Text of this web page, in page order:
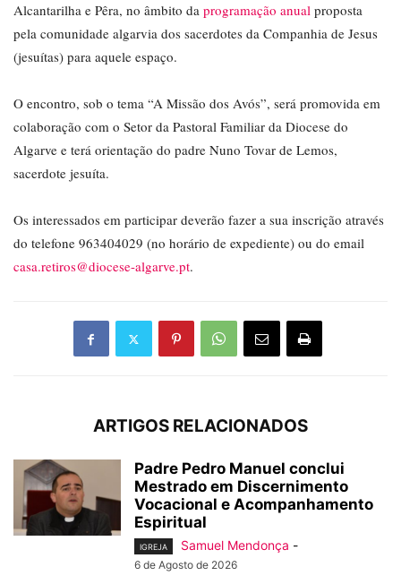
Alcantarilha e Pêra, no âmbito da programação anual proposta
pela comunidade algarvia dos sacerdotes da Companhia de Jesus
(jesuítas) para aquele espaço.
O encontro, sob o tema “A Missão dos Avós”, será promovida em
colaboração com o Setor da Pastoral Familiar da Diocese do
Algarve e terá orientação do padre Nuno Tovar de Lemos,
sacerdote jesuíta.
Os interessados em participar deverão fazer a sua inscrição através
do telefone 963404029 (no horário de expediente) ou do email
casa.retiros@diocese-algarve.pt.
ARTIGOS RELACIONADOS
Padre Pedro Manuel conclui
Mestrado em Discernimento
Vocacional e Acompanhamento
Espiritual
IGREJA Samuel Mendonça -
6 de Agosto de 2026